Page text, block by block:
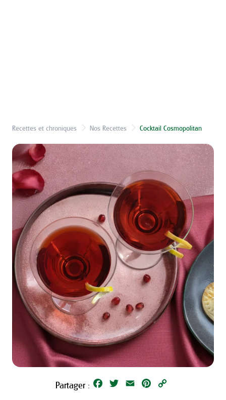
Recettes et chroniques Nos Recettes Cocktail Cosmopolitan
Partager : Facebook
Twitter Email Pinterest